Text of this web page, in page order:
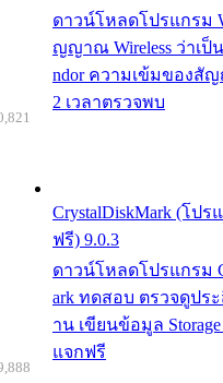
ดาวน์โหลดโปรแกรม
ญญาณ Wireless ว่าเป็
ndor ความเข้มของสัญ
2 เวลาตรวจพบ
CrystalDiskMark (โปร
ฟรี) 9.0.3
ดาวน์โหลดโปรแกรม
ark ทดสอบ ตรวจดูปร
าน เขียนข้อมูล
แจกฟรี